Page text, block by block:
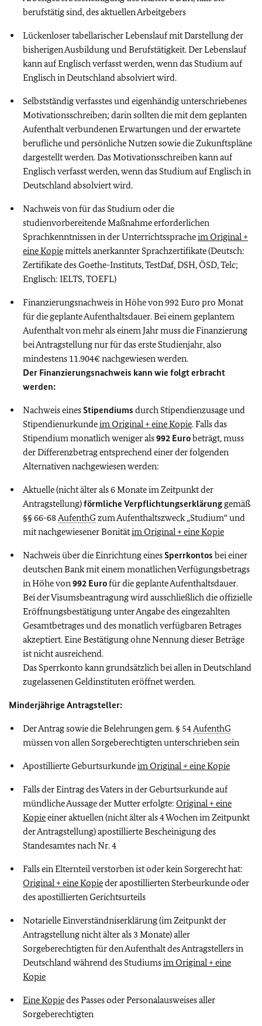
berufstätig sind, des aktuellen Arbeitgebers
Lückenloser tabellarischer Lebenslauf mit Darstellung der
bisherigen Ausbildung und Berufstätigkeit. Der Lebenslauf
kann auf Englisch verfasst werden, wenn das Studium auf
Englisch in Deutschland absolviert wird.
Selbstständig verfasstes und eigenhändig unterschriebenes
Motivationsschreiben; darin sollten die mit dem geplanten
Aufenthalt verbundenen Erwartungen und der erwartete
berufliche und persönliche Nutzen sowie die Zukunftspläne
dargestellt werden. Das Motivationsschreiben kann auf
Englisch verfasst werden, wenn das Studium auf Englisch in
Deutschland absolviert wird.
Nachweis von für das Studium oder die
studienvorbereitende Maßnahme erforderlichen
Sprachkenntnissen in der Unterrichtsspracheim Original +
eine Kopiemittels anerkannter Sprachzertifikate (Deutsch:
Zertifikate des Goethe-Instituts, TestDaf, DSH, ÖSD, Telc;
Englisch: IELTS, TOEFL)
Finanzierungsnachweis in Höhe von 992 Euro pro Monat
für die geplante Aufenthaltsdauer. Bei einem geplantem
Aufenthalt von mehr als einem Jahr muss die Finanzierung
bei Antragstellung nur für das erste Studienjahr, also
mindestens 11.904€ nachgewiesen werden.
Der Finanzierungsnachweis kann wie folgt erbracht
werden:
Nachweis einesStipendiums durch Stipendienzusage und
Stipendienurkundeim Original + eine Kopie. Falls das
Stipendium monatlich weniger als992 Eurobeträgt, muss
der Differenzbetrag entsprechend einer der folgenden
Alternativen nachgewiesen werden:
Aktuelle (nicht älter als 6 Monate im Zeitpunkt der
Antragstellung)förmliche Verpflichtungserklärung gemäß
§§ 66-68AufenthGzum Aufenthaltszweck „Studium“ und
mit nachgewiesener Bonitätim Original + eine Kopie
Nachweis über die Einrichtung einesSperrkontos bei einer
deutschen Bank mit einem monatlichen Verfügungsbetrags
in Höhe von992 Eurofür die geplante Aufenthaltsdauer.
Bei der Visumsbeantragung wird ausschließlich die offizielle
Eröffnungsbestätigung unter Angabe des eingezahlten
Gesamtbetrages und des monatlich verfügbaren Betrages
akzeptiert. Eine Bestätigung ohne Nennung dieser Beträge
ist nicht ausreichend.
Das Sperrkonto kann grundsätzlich bei allen in Deutschland
zugelassenen Geldinstituten eröffnet werden.
Minderjährige Antragsteller:
Der Antrag sowie die Belehrungen gem. § 54AufenthG
müssen von allen Sorgeberechtigten unterschrieben sein
Apostillierte Geburtsurkundeim Original + eine Kopie
Falls der Eintrag des Vaters in der Geburtsurkunde auf
mündliche Aussage der Mutter erfolgte: Original + eine
Kopieeiner aktuellen (nicht älter als 4 Wochen im Zeitpunkt
der Antragstellung) apostillierte Bescheinigung des
Standesamtes nach Nr. 4
Falls ein Elternteil verstorben ist oder kein Sorgerecht hat:
Original + eine Kopieder apostillierten Sterbeurkunde oder
des apostillierten Gerichtsurteils
Notarielle Einverständniserklärung (im Zeitpunkt der
Antragstellung nicht älter als 3 Monate) aller
Sorgeberechtigten für den Aufenthalt des Antragstellers in
Deutschland während des Studiumsim Original + eine
Kopie
Eine Kopiedes Passes oder Personalausweises aller
Sorgeberechtigten